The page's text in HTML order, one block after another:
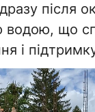
після
водою, що
і